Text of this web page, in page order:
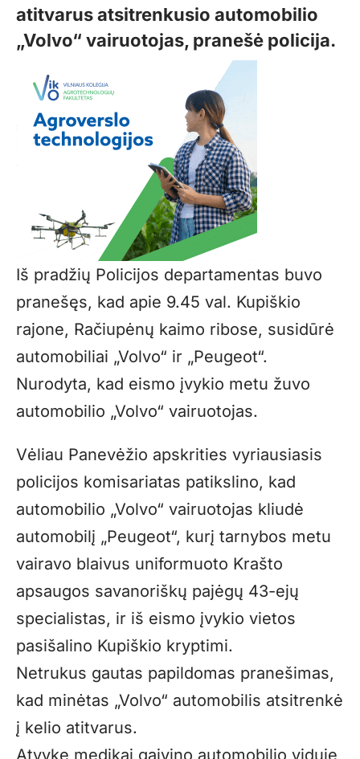
atitvarus atsitrenkusio automobilio
„Volvo“ vairuotojas, pranešė policija.
Iš pradžių Policijos departamentas buvo
pranešęs, kad apie 9.45 val. Kupiškio
rajone, Račiupėnų kaimo ribose, susidūrė
automobiliai „Volvo“ ir „Peugeot“.
Nurodyta, kad eismo įvykio metu žuvo
automobilio „Volvo“ vairuotojas.
Vėliau Panevėžio apskrities vyriausiasis
policijos komisariatas patikslino, kad
automobilio „Volvo“ vairuotojas kliudė
automobilį „Peugeot“, kurį tarnybos metu
vairavo blaivus uniformuoto Krašto
apsaugos savanoriškų pajėgų 43-ejų
specialistas, ir iš eismo įvykio vietos
pasišalino Kupiškio kryptimi.
Netrukus gautas papildomas pranešimas,
kad minėtas „Volvo“ automobilis atsitrenkė
į kelio atitvarus.
Atvykę medikai gaivino automobilio viduje